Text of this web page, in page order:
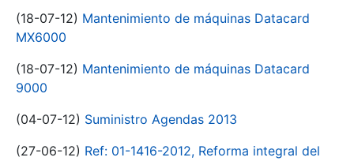
(18-07-12) Mantenimiento de máquinas Datacard
MX6000
(18-07-12) Mantenimiento de máquinas Datacard
9000
(04-07-12) Suministro Agendas 2013
(27-06-12) Ref: 01-1416-2012, Reforma integral del